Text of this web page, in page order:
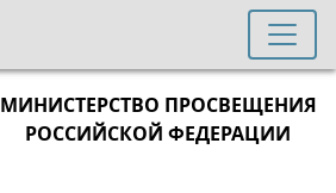
МИНИСТЕРСТВО ПРОСВЕЩЕНИЯ
РОССИЙСКОЙ ФЕДЕРАЦИИ